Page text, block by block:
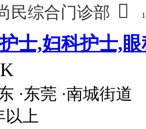
民综合门诊部 
士,妇科护士,
·东莞 ·南城街道
以上